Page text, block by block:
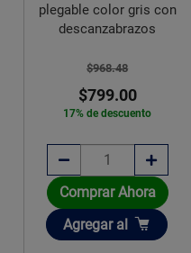
plegable color gris con
descanzabrazos
$968.48
$799.00
17% de descuento
Comprar Ahora
Añadir
Agregar al